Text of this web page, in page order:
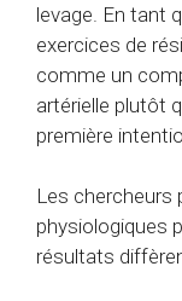
levage. En tant
exercices de
comme un
artérielle plutôt
première
Les chercheurs
physiologiques
résultats